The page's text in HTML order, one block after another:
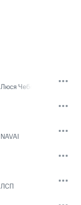
Люся Чеботина
NAVAI
ЛСП